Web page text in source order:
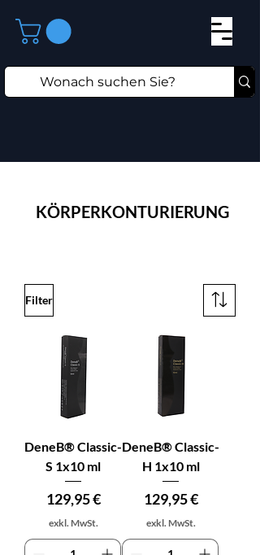
KÖRPERKONTURIERUNG
Filter
DeneB® Classic-
S 1x10 ml
Preis
129,95 €
exkl. MwSt.
DeneB® Classic-
H 1x10 ml
Preis
129,95 €
exkl. MwSt.